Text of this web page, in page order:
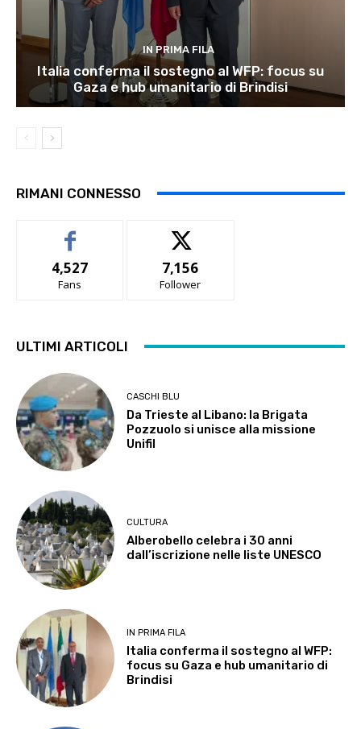
IN PRIMA FILA
Italia conferma il sostegno al WFP: focus su
Gaza e hub umanitario di Brindisi
RIMANI CONNESSO
4,527
Fans
7,156
Follower
ULTIMI ARTICOLI
CASCHI BLU
Da Trieste al Libano: la Brigata
Pozzuolo si unisce alla missione
Unifil
CULTURA
Alberobello celebra i 30 anni
dall’iscrizione nelle liste UNESCO
IN PRIMA FILA
Italia conferma il sostegno al WFP:
focus su Gaza e hub umanitario di
Brindisi